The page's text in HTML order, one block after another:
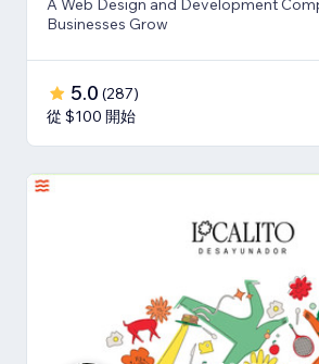
A Web Design and Development
Businesses Grow
5.0 (287)
從 $100 開始